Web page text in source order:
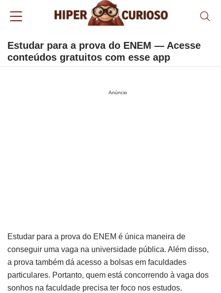
Estudar para a prova do ENEM — Acesse
conteúdos gratuitos com esse app
Anúncio
Estudar para a prova do ENEM é única maneira de
conseguir uma vaga na universidade pública. Além disso,
a prova também dá acesso a bolsas em faculdades
particulares. Portanto, quem está concorrendo à vaga dos
sonhos na faculdade precisa ter foco nos estudos.